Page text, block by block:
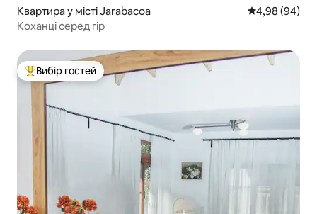
Квартира у місті Jarabacoa Середня
4,98 (94)
Коханці серед гір
Топ вибір гостей
Вибір гостей